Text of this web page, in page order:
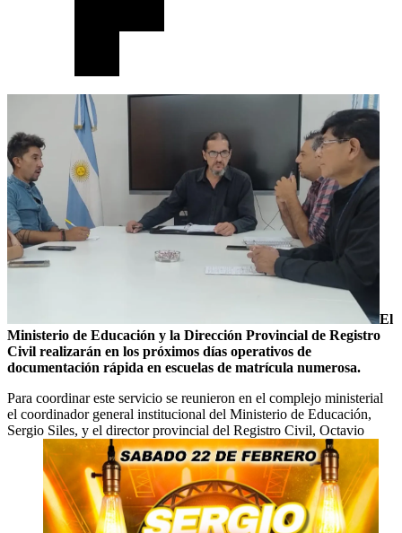
El
Ministerio de Educación y la Dirección Provincial de Registro
Civil realizarán en los próximos días operativos de
documentación rápida en escuelas de matrícula numerosa.
Para coordinar este servicio se reunieron en el complejo ministerial
el coordinador general institucional del Ministerio de Educación,
Sergio Siles, y el director provincial del Registro Civil, Octavio